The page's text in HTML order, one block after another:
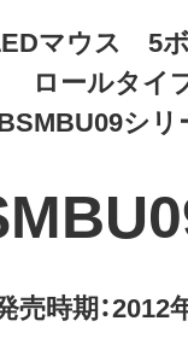
マウス 5
ロールタイ
シリ
売時期：2012